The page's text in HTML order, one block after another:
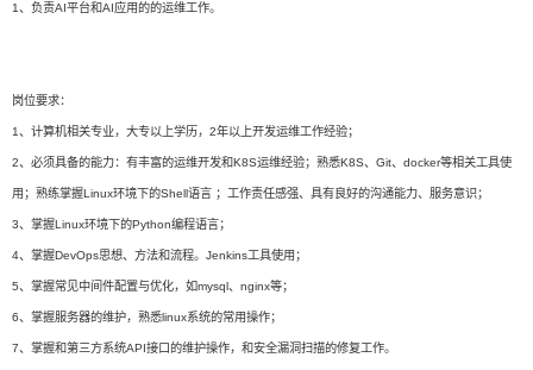
1、负责AI平台和AI应用的的运维工作。
岗位要求：
1、计算机相关专业，大专以上学历，2年以上开发运维工作经验；
2、必须具备的能力：有丰富的运维开发和K8S运维经验；熟悉K8S、Git、docker等相关工具使
用；熟练掌握Linux环境下的Shell语言 ；工作责任感强、具有良好的沟通能力、服务意识；
3、掌握Linux环境下的Python编程语言；
4、掌握DevOps思想、方法和流程。Jenkins工具使用；
5、掌握常见中间件配置与优化，如mysql、nginx等；
6、掌握服务器的维护，熟悉linux系统的常用操作；
7、掌握和第三方系统API接口的维护操作，和安全漏洞扫描的修复工作。